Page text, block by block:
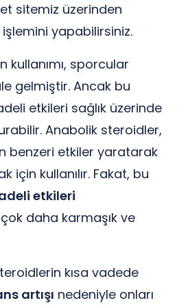
sitemiz üzerinden
işlemini yapabilirsiniz.
kullanımı, sporcular
gelmiştir. Ancak bu
etkileri sağlık üzerinde
Anabolik steroidler,
benzeri etkiler yaratarak
için kullanılır. Fakat, bu
etkileri
daha karmaşık ve
kısa vadede
artışı nedeniyle onları